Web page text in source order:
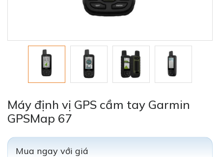
Máy định vị GPS cầm tay Garmin
GPSMap 67
Mua ngay với giá